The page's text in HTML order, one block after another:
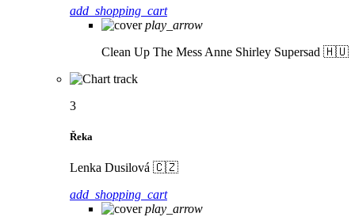
add_shopping_cart
play_arrow
Clean Up The Mess Anne Shirley Supersad 🇭🇺
3
Řeka
Lenka Dusilová 🇨🇿
add_shopping_cart
play_arrow